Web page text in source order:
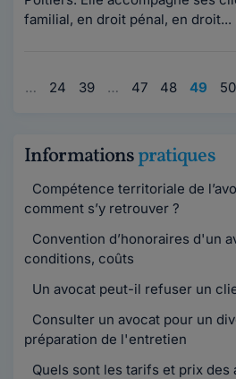
familial, en droit pénal, en droit...
… 24 39 … 47 48 49 50
Informationspratiques
Compétence territoriale de
comment s’y retrouver ?
Convention d’honoraires d'un
conditions, coûts
Un avocat peut-il refuser un
Consulter un avocat pour un
préparation de l'entretien
Quels sont les tarifs et prix des